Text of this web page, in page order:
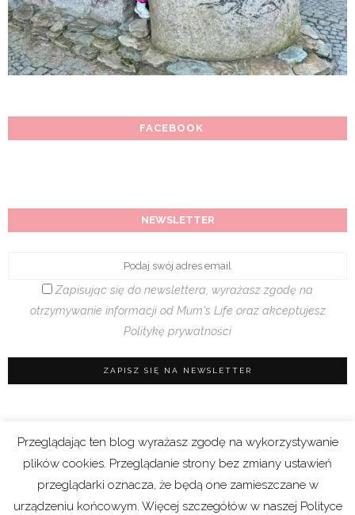
FACEBOOK
NEWSLETTER
Zapisując się do newslettera, wyrażasz zgodę na
otrzymywanie informacji od Mum's Life oraz akceptujesz
Politykę prywatności
Regulamin sklepu |Polityka prywatności (RODO)
|Cookies
Przeglądając ten blog wyrażasz zgodę na wykorzystywanie
plików cookies. Przeglądanie strony bez zmiany ustawień
przeglądarki oznacza, że będą one zamieszczane w
urządzeniu końcowym. Więcej szczegółów w naszej Polityce